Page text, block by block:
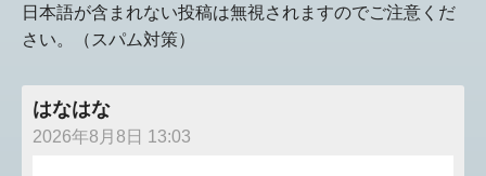
日本語が含まれない投稿は無視されますのでご注意くだ
さい。（スパム対策）
はなはな
2026年8月8日 13:03